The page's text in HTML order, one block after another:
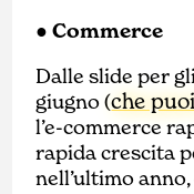
● Commerce
Dalle slide per
giugno (che
l’e-commerce
rapida crescita
nell’ultimo